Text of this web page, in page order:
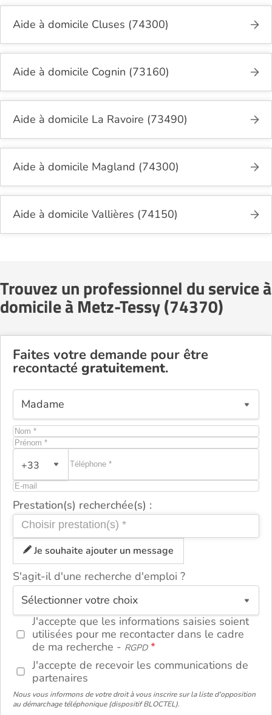
Aide à domicile Cluses (74300)
Aide à domicile Cognin (73160)
Aide à domicile La Ravoire (73490)
Aide à domicile Magland (74300)
Aide à domicile Vallières (74150)
Trouvez un professionnel du service à
domicile à Metz-Tessy (74370)
Faites votre demande pour être
recontacté gratuitement.
+33
Prestation(s) recherchée(s) :
Je souhaite ajouter un message
S'agit-il d'une recherche d'emploi ?
J'accepte que les informations saisies soient
utilisées pour me recontacter dans le cadre
de ma recherche - RGPD
J'accepte de recevoir les communications de
partenaires
Nous vous informons de votre droit à vous inscrire sur la liste d'opposition
au démarchage téléphonique (dispositif BLOCTEL).
ou